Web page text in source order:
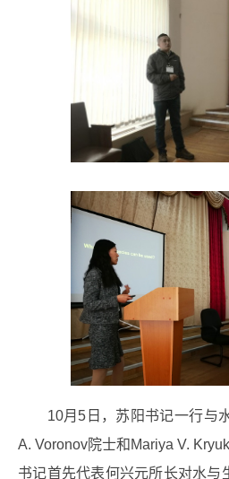
10月5日，苏阳书记一行与水
A. Voronov院士和Mariya V.
书记首先代表何兴元所长对水与